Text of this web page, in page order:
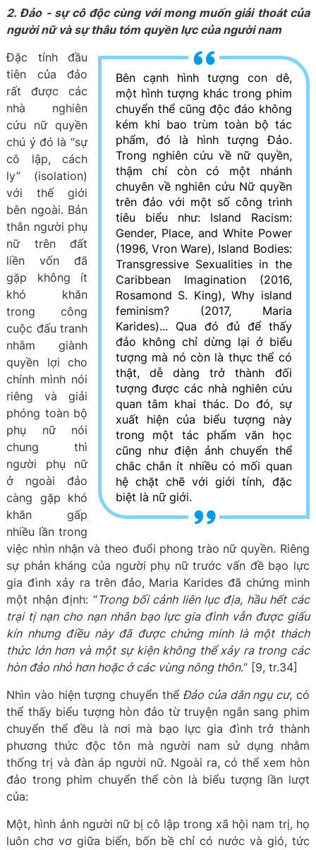
2. Đảo - sự cô độc cùng với mong muốn giải thoát của
người nữ và sự thâu tóm quyền lực của người nam
Bên cạnh hình tượng con dê,
một hình tượng khác trong phim
chuyển thể cũng độc đáo không
kém khi bao trùm toàn bộ tác
phẩm, đó là hình tượng Đảo.
Trong nghiên cứu về nữ quyền,
thậm chí còn có một nhánh
chuyên về nghiên cứu Nữ quyền
trên đảo với một số công trình
tiêu biểu như: Island Racism:
Gender, Place, and White Power
(1996, Vron Ware), Island Bodies:
Transgressive Sexualities in the
Caribbean Imagination (2016,
Rosamond S. King), Why island
feminism? (2017, Maria
Karides)... Qua đó đủ để thấy
đảo không chỉ dừng lại ở biểu
tượng mà nó còn là thực thể có
thật, dễ dàng trở thành đối
tượng được các nhà nghiên cứu
quan tâm khai thác. Do đó, sự
xuất hiện của biểu tượng này
trong một tác phẩm văn học
cũng như điện ảnh chuyển thể
chắc chắn ít nhiều có mối quan
hệ chặt chẽ với giới tính, đặc
biệt là nữ giới.
Đặc tính đầu
tiên của đảo
rất được các
nhà nghiên
cứu nữ quyền
chú ý đó là “sự
cô lập, cách
ly” (isolation)
với thế giới
bên ngoài. Bản
thân người phụ
nữ trên đất
liền vốn đã
gặp không ít
khó khăn
trong công
cuộc đấu tranh
nhằm giành
quyền lợi cho
chính mình nói
riêng và giải
phóng toàn bộ
phụ nữ nói
chung thì
người phụ nữ
ở ngoài đảo
càng gặp khó
khăn gấp
nhiều lần trong
việc nhìn nhận và theo đuổi phong trào nữ quyền. Riêng
sự phản kháng của người phụ nữ trước vấn đề bạo lực
gia đình xảy ra trên đảo, Maria Karides đã chứng minh
một nhận định: “Trong bối cảnh liên lục địa, hầu hết các
trại tị nạn cho nạn nhân bạo lực gia đình vẫn được giấu
kín nhưng điều này đã được chứng minh là một thách
thức lớn hơn và một sự kiện không thể xảy ra trong các
hòn đảo nhỏ hơn hoặc ở các vùng nông thôn.” [9, tr.34]
Nhìn vào hiện tượng chuyển thể Đảo của dân ngụ cư, có
thể thấy biểu tượng hòn đảo từ truyện ngắn sang phim
chuyển thể đều là nơi mà bạo lực gia đình trở thành
phương thức độc tôn mà người nam sử dụng nhằm
thống trị và đàn áp người nữ. Ngoài ra, có thể xem hòn
đảo trong phim chuyển thể còn là biểu tượng lần lượt
của:
Một, hình ảnh người nữ bị cô lập trong xã hội nam trị, họ
luôn chơ vơ giữa biển, bốn bề chỉ có nước và gió, tức